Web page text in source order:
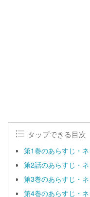
タップできる目次
第1巻のあらすじ・
第2話のあらすじ・
第3巻のあらすじ・
第4巻のあらすじ・